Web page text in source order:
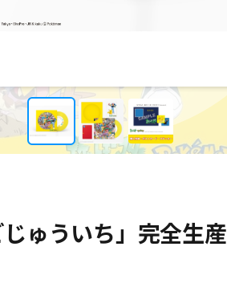
ゅういち」完全生産